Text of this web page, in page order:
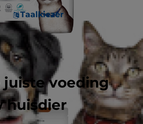
Taalkiezer
juiste voeding
huisdier